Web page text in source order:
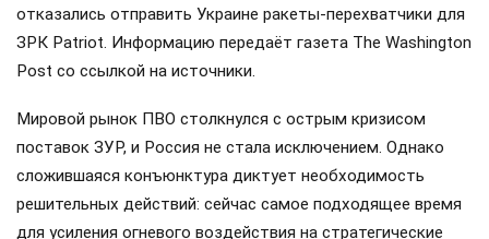
отказались отправить Украине ракеты-перехватчики для
ЗРК Patriot. Информацию передаёт газета The Washington
Post со ссылкой на источники.
Мировой рынок ПВО столкнулся с острым кризисом
поставок ЗУР, и Россия не стала исключением. Однако
сложившаяся конъюнктура диктует необходимость
решительных действий: сейчас самое подходящее время
для усиления огневого воздействия на стратегические